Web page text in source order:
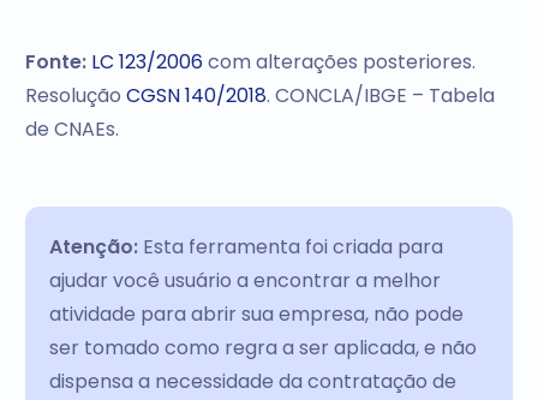
Fonte: LC 123/2006com alterações posteriores.
ResoluçãoCGSN 140/2018. CONCLA/IBGE – Tabela
de CNAEs.
Atenção:Esta ferramenta foi criada para
ajudar você usuário a encontrar a melhor
atividade para abrir sua empresa, não pode
ser tomado como regra a ser aplicada, e não
dispensa a necessidade da contratação de